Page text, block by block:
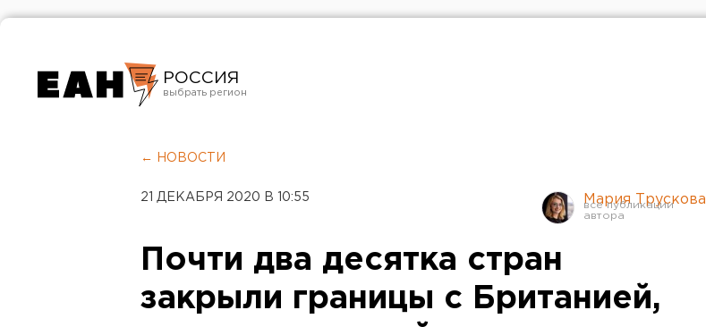
РОССИЯ
Челябинск
← НОВОСТИ
21 ДЕКАБРЯ 2020 В 10:55 Мария Трускова
Почти два десятка стран
закрыли границы с Британией,